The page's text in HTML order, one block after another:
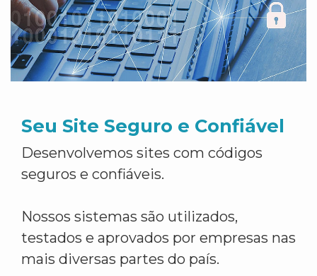
Seu Site Seguro e Confiável
Desenvolvemos sites com códigos
seguros e confiáveis.
Nossos sistemas são utilizados,
testados e aprovados por empresas nas
mais diversas partes do país.